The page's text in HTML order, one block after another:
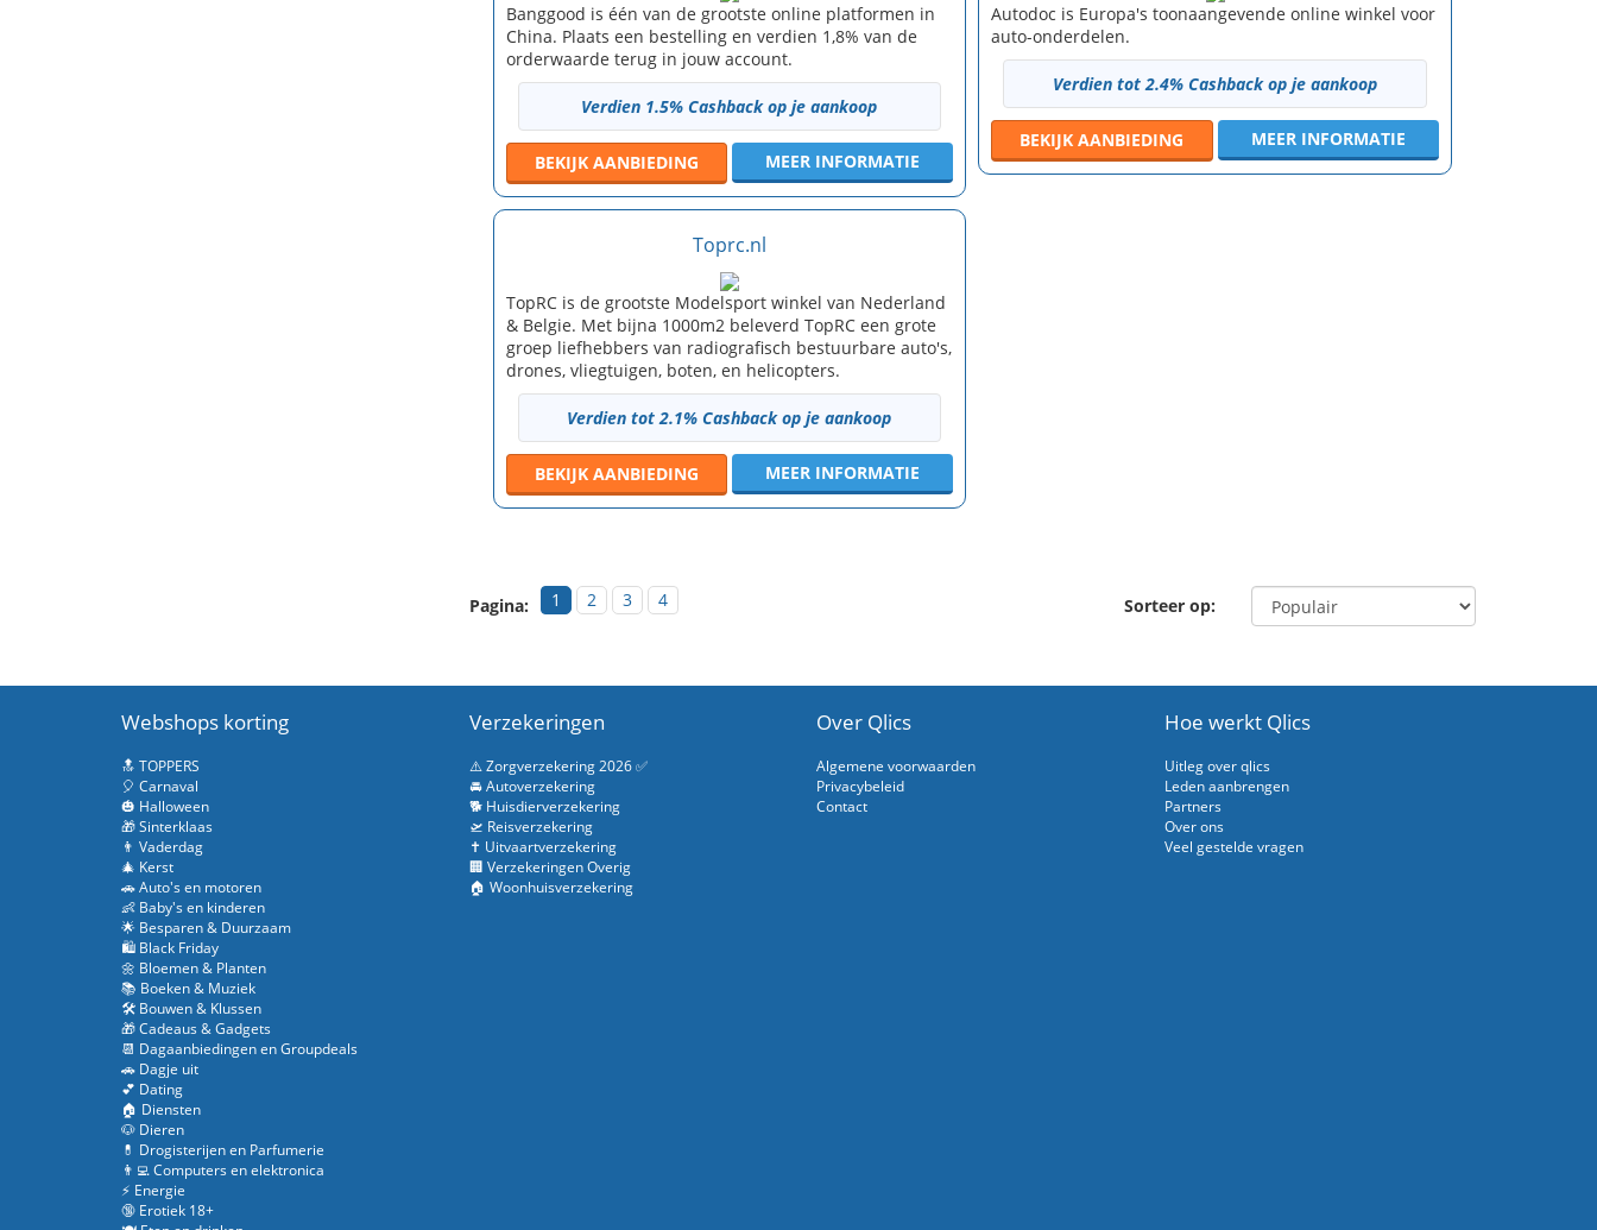
Banggood is één van de grootste online platformen in
China. Plaats een bestelling en verdien 1,8% van de
orderwaarde terug in jouw account.
Verdien 1.5% Cashback op je aankoop
BEKIJK AANBIEDING MEER INFORMATIE
Autodoc is Europa's toonaangevende online winkel voor
auto-onderdelen.
Verdien tot 2.4% Cashback op je aankoop
BEKIJKAANBIEDING MEER INFORMATIE
Toprc.nl
TopRC is de grootste Modelsport winkel van Nederland
& Belgie. Met bijna 1000m2 beleverd TopRC een grote
groep liefhebbers van radiografisch bestuurbare auto's,
drones, vliegtuigen, boten, en helicopters.
Verdien tot 2.1% Cashback op je aankoop
BEKIJK AANBIEDING MEER INFORMATIE
Pagina: 1 2 3 4 Sorteer op:
Webshops korting
🔝 TOPPERS
🎈 Carnaval
🎃 Halloween
🎁 Sinterklaas
👨 Vaderdag
🎄 Kerst
🚗 Auto's en motoren
👶 Baby's en kinderen
🌟 Besparen & Duurzaam
🛍️ Black Friday
🌼 Bloemen & Planten
📚 Boeken & Muziek
🛠️ Bouwen & Klussen
🎁 Cadeaus & Gadgets
📆 Dagaanbiedingen en Groupdeals
🚗 Dagje uit
💕 Dating
🏠 Diensten
🐶 Dieren
💊 Drogisterijen en Parfumerie
👨‍💻 Computers en elektronica
⚡ Energie
🔞 Erotiek 18+
Verzekeringen
⚠️ Zorgverzekering 2026 ✅
🚘 Autoverzekering
🐕 Huisdierverzekering
🛫 Reisverzekering
✝️ Uitvaartverzekering
🏢 Verzekeringen Overig
🏠 Woonhuisverzekering
Over Qlics
Algemene voorwaarden
Privacybeleid
Contact
Hoe werkt Qlics
Uitleg over qlics
Leden aanbrengen
Partners
Over ons
Veel gestelde vragen